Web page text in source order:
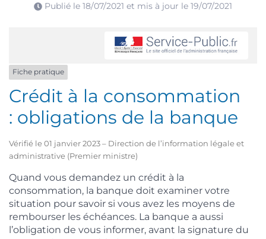
Publié le 18/07/2021 et mis à jour le 19/07/2021
Fiche pratique
Crédit à la consommation
: obligations de la banque
Vérifié le 01 janvier 2023 – Direction de l’information légale et
administrative (Premier ministre)
Quand vous demandez un crédit à la
consommation, la banque doit examiner votre
situation pour savoir si vous avez les moyens de
rembourser les échéances. La banque a aussi
l’obligation de vous informer, avant la signature du